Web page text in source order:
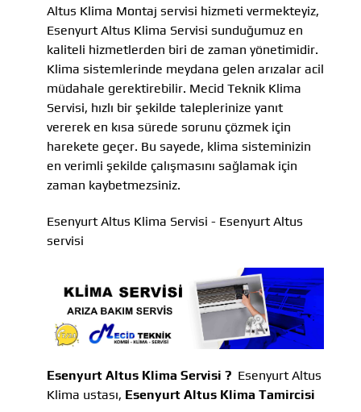
Altus Klima Montaj servisi hizmeti vermekteyiz,
Esenyurt Altus Klima Servisi sunduğumuz en
kaliteli hizmetlerden biri de zaman yönetimidir.
Klima sistemlerinde meydana gelen arızalar acil
müdahale gerektirebilir. Mecid Teknik Klima
Servisi, hızlı bir şekilde taleplerinize yanıt
vererek en kısa sürede sorunu çözmek için
harekete geçer. Bu sayede, klima sisteminizin
en verimli şekilde çalışmasını sağlamak için
zaman kaybetmezsiniz.
Esenyurt Altus Klima Servisi - Esenyurt Altus
servisi
Esenyurt Altus Klima Servisi ? Esenyurt Altus
Klima ustası, Esenyurt Altus Klima Tamircisi